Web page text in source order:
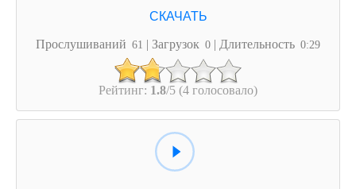
Прослушиваний 61 | Загрузок 0 | Длительность 0:29
Рейтинг: 1.8/5 (4 голосовало)